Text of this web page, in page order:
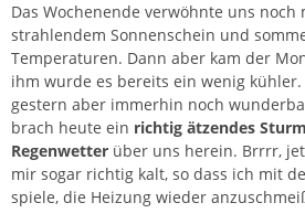
Das Wochenende verwöhnte uns noch
strahlendem Sonnenschein und
Temperaturen. Dann aber kam der
ihm wurde es bereits ein wenig kühler.
gestern aber immerhin noch
brach heute ein richtig ätzendes
Regenwetter über uns herein. Brrrr,
mir sogar richtig kalt, so dass ich mit
spiele, die Heizung wieder